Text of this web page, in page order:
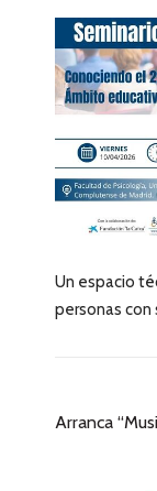
Un espacio
personas con
Arranca